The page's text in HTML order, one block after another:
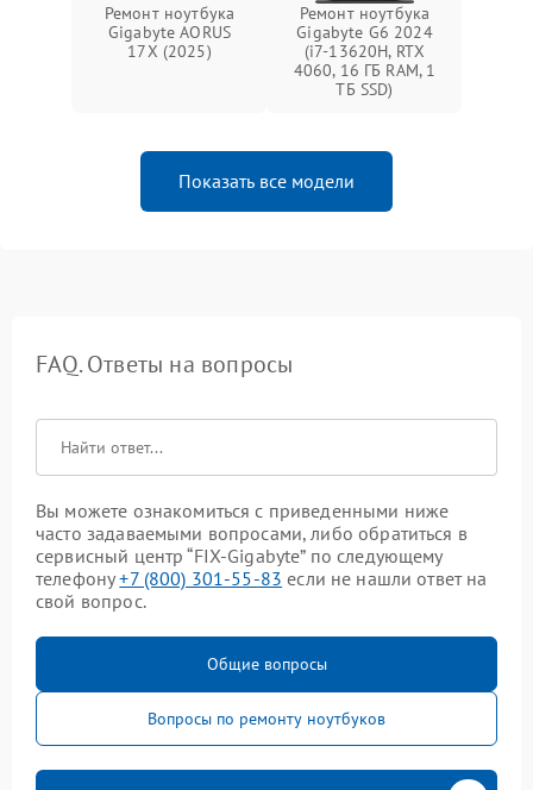
Ремонт ноутбука
Gigabyte AORUS
17X (2025)
Ремонт ноутбука
Gigabyte G6 2024
(i7-13620H, RTX
4060, 16 ГБ RAM, 1
ТБ SSD)
Показать все модели
FAQ. Ответы на вопросы
Вы можете ознакомиться с приведенными ниже
часто задаваемыми вопросами, либо обратиться в
сервисный центр “FIX-Gigabyte” по следующему
телефону+7 (800) 301-55-83 если не нашли ответ на
свой вопрос.
Общие вопросы
Вопросы по ремонту ноутбуков